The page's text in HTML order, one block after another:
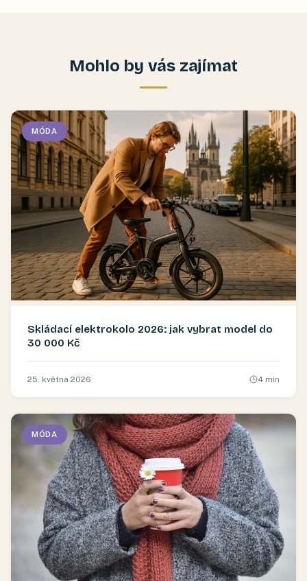
Mohlo by vás zajímat
MÓDA
Skládací elektrokolo 2026: jak vybrat model do
30 000 Kč
25. května 2026 4 min
MÓDA